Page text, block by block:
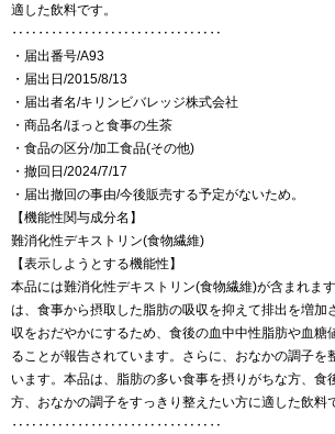
適した飲料です。
‥‥‥‥‥‥‥‥‥‥‥‥‥‥‥‥
・届出番号/A93
・届出日/2015/8/13
・届出者名/キリンビバレッジ株式会社
・商品名/ほっと食事の生茶
・食品の区分/加工食品(その他)
・撤回日/2024/7/17
・届出撤回の事由/今後販売する予定がないため。
【機能性関与成分名】
難消化性デキストリン(食物繊維)
【表示しようとする機能性】
本品には難消化性デキストリン(食物繊維)が含まれま
は、食事から摂取した脂肪の吸収を抑えて排出を増加
収をおだやかにするため、食後の血中中性脂肪や血糖
ることが報告されています。さらに、おなかの調子を
います。本品は、脂肪の多い食事を摂りがちな方、食
方、おなかの調子をすっきり整えたい方に適した飲料
‥‥‥‥‥‥‥‥‥‥‥‥‥‥‥‥